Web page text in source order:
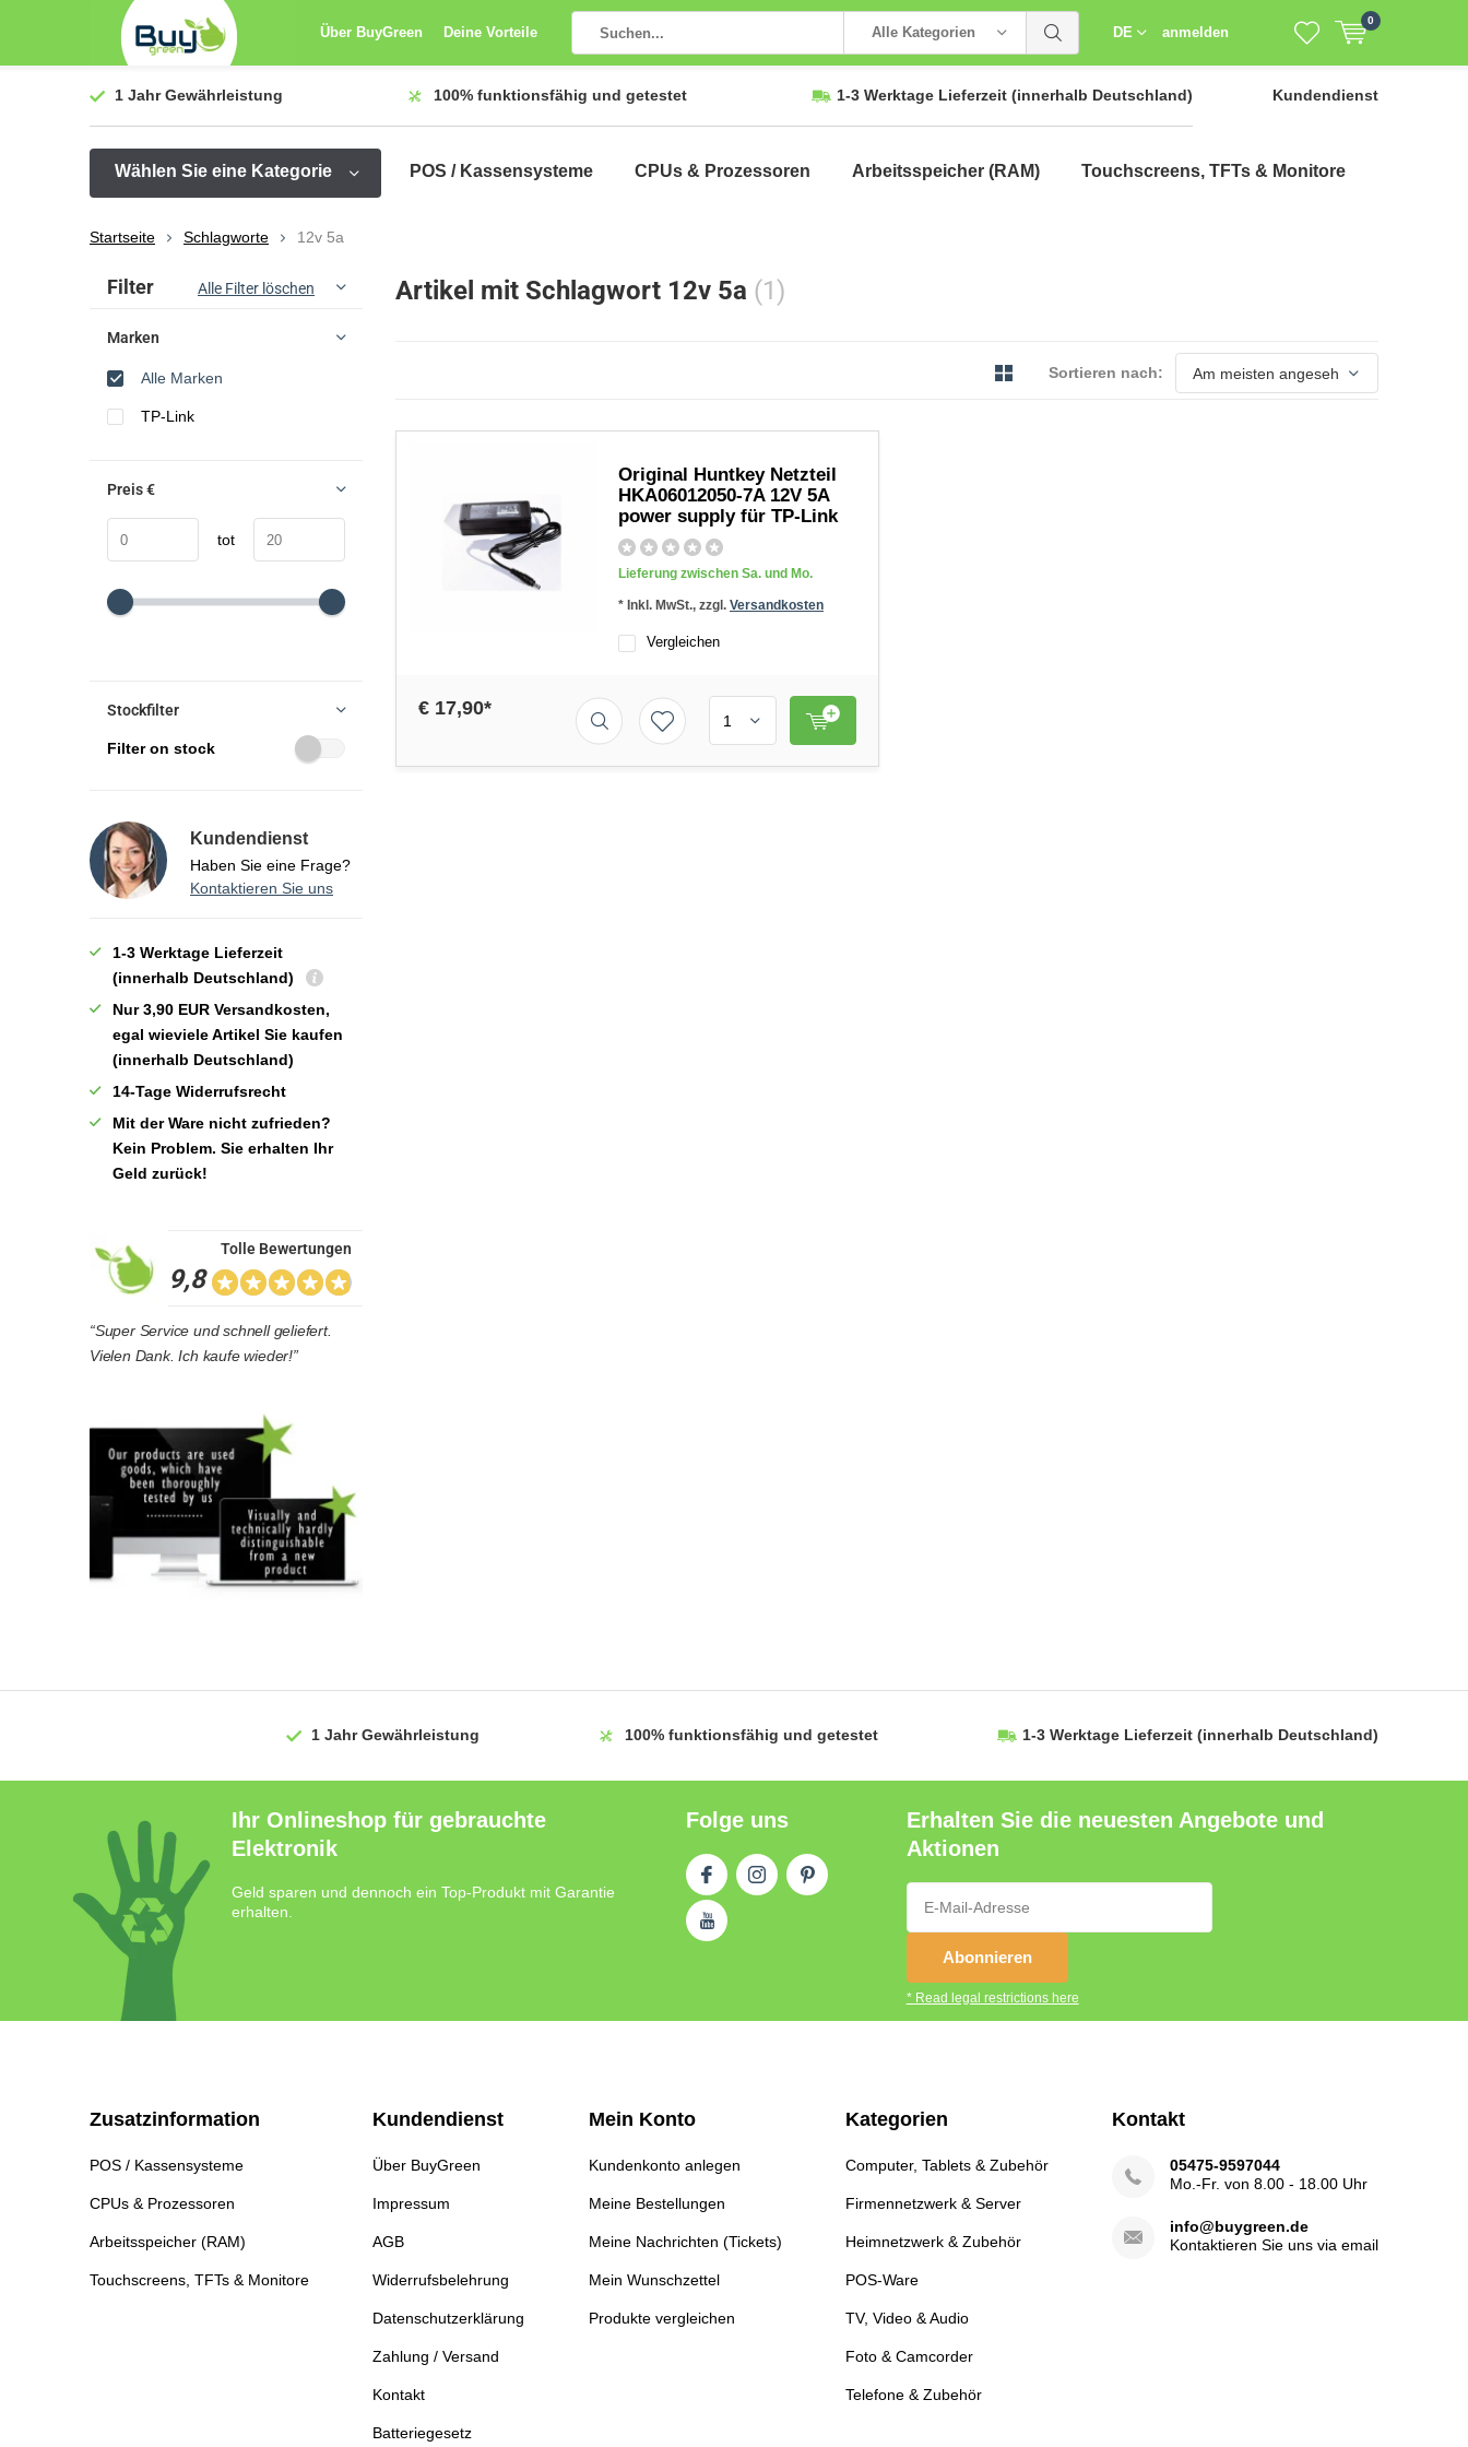
Über BuyGreen Deine Vorteile Alle Kategorien DE anmelden
0
1 JahrGewährleistung 100% funktionsfähig und getestet 1-3 Werktage Lieferzeit (innerhalb Deutschland) Kundendienst
Wählen Sie eine Kategorie POS / Kassensysteme CPUs & Prozessoren Arbeitsspeicher (RAM) Touchscreens, TFTs & Monitore
Startseite Schlagworte 12v 5a
Artikel mit Schlagwort 12v 5a (1)
Sortieren nach:
Original Huntkey Netzteil
HKA06012050-7A 12V 5A
power supply für TP-Link
Lieferung zwischen Sa. und Mo.
* Inkl. MwSt., zzgl. Versandkosten
Vergleichen
€ 17,90*
Sortieren nach:
Filter Alle Filter löschen
Marken
Alle Marken
TP-Link
Preis€
tot
Stockfilter
Filter on stock
Kundendienst
Haben Sie eine Frage?
Kontaktieren Sie uns
1-3 Werktage Lieferzeit
(innerhalb Deutschland)
Nur 3,90 EUR Versandkosten,
egal wieviele Artikel Sie kaufen
(innerhalb Deutschland)
14-Tage Widerrufsrecht
Mit der Ware nicht zufrieden?
Kein Problem. Sie erhalten Ihr
Geld zurück!
9,8
Tolle Bewertungen
“Super Service und schnell geliefert.
Vielen Dank. Ich kaufe wieder!”
1 JahrGewährleistung 100% funktionsfähig und getestet 1-3 Werktage Lieferzeit (innerhalb Deutschland)
Ihr Onlineshop für gebrauchte
Elektronik
Geld sparen und dennoch ein Top-Produkt mit Garantie
erhalten.
Folge uns
Erhalten Sie die neuesten Angebote und
Aktionen
Abonnieren
* Read legal restrictions here
Zusatzinformation
POS / Kassensysteme
CPUs & Prozessoren
Arbeitsspeicher (RAM)
Touchscreens, TFTs & Monitore
Kundendienst
Über BuyGreen
Impressum
AGB
Widerrufsbelehrung
Datenschutzerklärung
Zahlung / Versand
Kontakt
Batteriegesetz
Mein Konto
Kundenkonto anlegen
Meine Bestellungen
Meine Nachrichten (Tickets)
Mein Wunschzettel
Produkte vergleichen
Kategorien
Computer, Tablets & Zubehör
Firmennetzwerk & Server
Heimnetzwerk & Zubehör
POS-Ware
TV, Video & Audio
Foto & Camcorder
Telefone & Zubehör
Kontakt
05475-9597044
Mo.-Fr. von 8.00 - 18.00 Uhr
info@buygreen.de
Kontaktieren Sie uns via email